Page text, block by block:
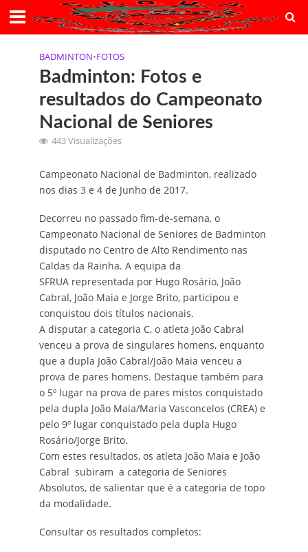
BADMINTON•FOTOS
Badminton: Fotos e
resultados do Campeonato
Nacional de Seniores
443 Visualizações
Campeonato Nacional de Badminton, realizado
nos dias 3 e 4 de Junho de 2017.
Decorreu no passado fim-de-semana, o
Campeonato Nacional de Seniores de Badminton​
disputado​ no Centro de Alto Rendimento nas
Caldas da Rainha. A equipa da
SFRUA representada por​ Hugo Rosário, João
Cabral, João Maia e Jorge Brito​, participou e
conquistou dois títulos nacionais.​
A disputar a categoria C, o atleta João Cabral
venceu a prova de singulares homens, enquanto
que a dupla João Cabral/João Maia venceu a
prova de pares homens. Destaque também para
o 5º lugar na prova de pares mistos conquistado
pela dupla João Maia/Maria Vasconcelos (CREA) e
pelo 9º lugar conquistado pela dupla Hugo
Rosário/Jorge Brito.
Com estes resultados, os atleta João Maia e João
Cabral subiram a categoria de Seniores
Absolutos, de salientar que é a categoria de topo
da modalidade.
Consultar os resultados completos: